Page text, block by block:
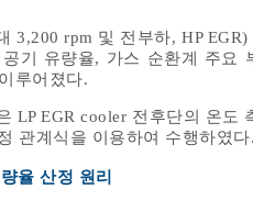
3,200 rpm 및 전부하, HP
기 유량율, 가스 순환계 주요
루어졌다.
LP EGR cooler 전후단의 온
관계식을 이용하여 수행하였
율 산정 원리